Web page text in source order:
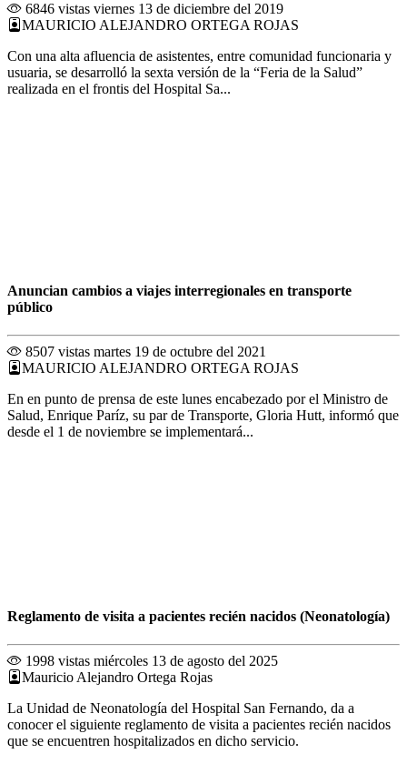
6846 vistas viernes 13 de diciembre del 2019
MAURICIO ALEJANDRO ORTEGA ROJAS
Con una alta afluencia de asistentes, entre comunidad funcionaria y
usuaria, se desarrolló la sexta versión de la “Feria de la Salud”
realizada en el frontis del Hospital Sa...
Anuncian cambios a viajes interregionales en transporte
público
8507 vistas martes 19 de octubre del 2021
MAURICIO ALEJANDRO ORTEGA ROJAS
En en punto de prensa de este lunes encabezado por el Ministro de
Salud, Enrique Paríz, su par de Transporte, Gloria Hutt, informó que
desde el 1 de noviembre se implementará...
Reglamento de visita a pacientes recién nacidos (Neonatología)
1998 vistas miércoles 13 de agosto del 2025
Mauricio Alejandro Ortega Rojas
La Unidad de Neonatología del Hospital San Fernando, da a
conocer el siguiente reglamento de visita a pacientes recién nacidos
que se encuentren hospitalizados en dicho servicio.